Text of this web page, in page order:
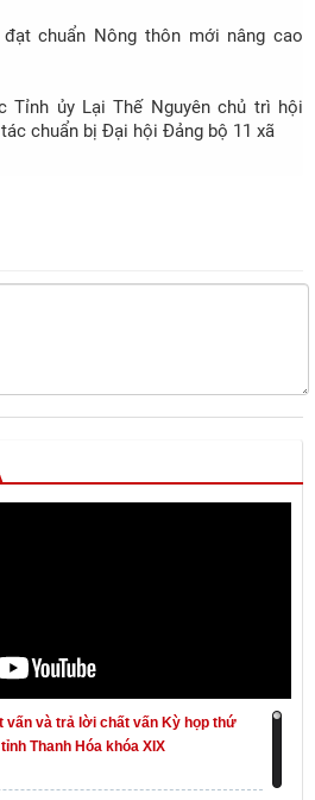
chuẩn Nông thôn mới nâng cao
Tỉnh ủy Lại Thế Nguyên chủ trì hội
chuẩn bị Đại hội Đảng bộ 11 xã
vấn và trả lời chất vấn Kỳ họp thứ
Thanh Hóa khóa XIX